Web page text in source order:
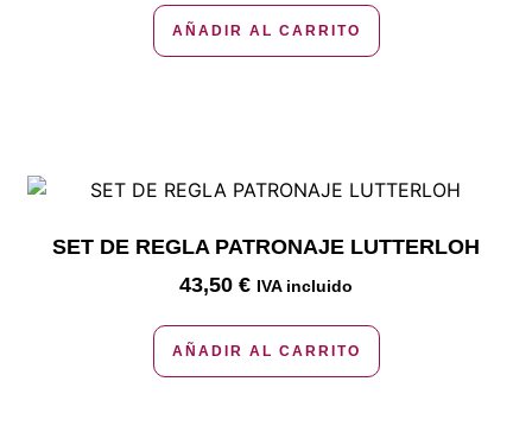
AÑADIR AL CARRITO
SET DE REGLA PATRONAJE LUTTERLOH
43,50 € IVA incluido
AÑADIR AL CARRITO